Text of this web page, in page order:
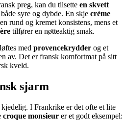
preg, kan du tilsette en skvett
syre og dybde. En skje crème
rund og kremet konsistens, mens et
tilfører en nøtteaktig smak.
med provencekrydder og et
av. Det er fransk komfortmat på sitt
kveld.
sjarm
I Frankrike er det ofte et lite
croque monsieur er et godt eksempel: